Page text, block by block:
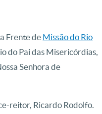
Frente de Missão do Rio
do Pai das Misericórdias,
Senhora de
reitor, Ricardo Rodolfo.